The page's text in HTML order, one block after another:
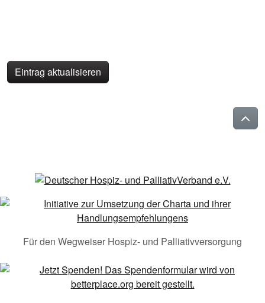
Eintrag aktualisieren
Für den Wegweiser Hospiz- und Palliativversorgung